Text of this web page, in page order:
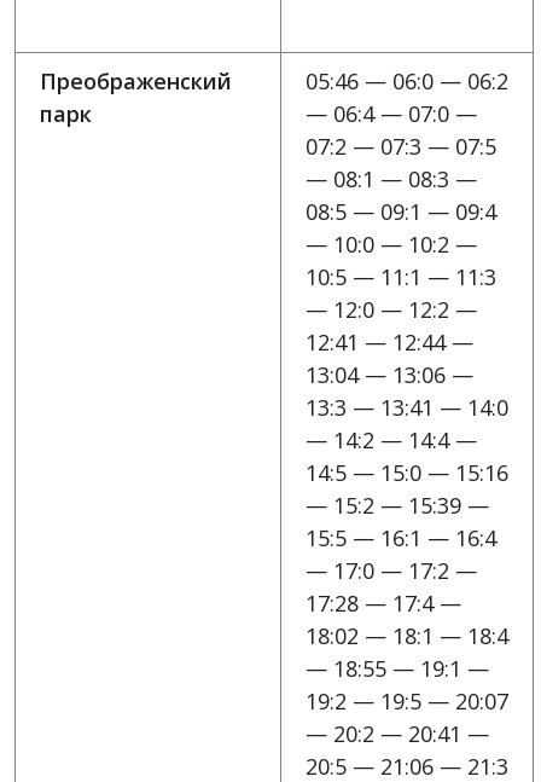
Преображенский
парк
05:46 — 06:0 — 06:2
— 06:4 — 07:0 —
07:2 — 07:3 — 07:5
— 08:1 — 08:3 —
08:5 — 09:1 — 09:4
— 10:0 — 10:2 —
10:5 — 11:1 — 11:3
— 12:0 — 12:2 —
12:41 — 12:44 —
13:04 — 13:06 —
13:3 — 13:41 — 14:0
— 14:2 — 14:4 —
14:5 — 15:0 — 15:16
— 15:2 — 15:39 —
15:5 — 16:1 — 16:4
— 17:0 — 17:2 —
17:28 — 17:4 —
18:02 — 18:1 — 18:4
— 18:55 — 19:1 —
19:2 — 19:5 — 20:07
— 20:2 — 20:41 —
20:5 — 21:06 — 21:3